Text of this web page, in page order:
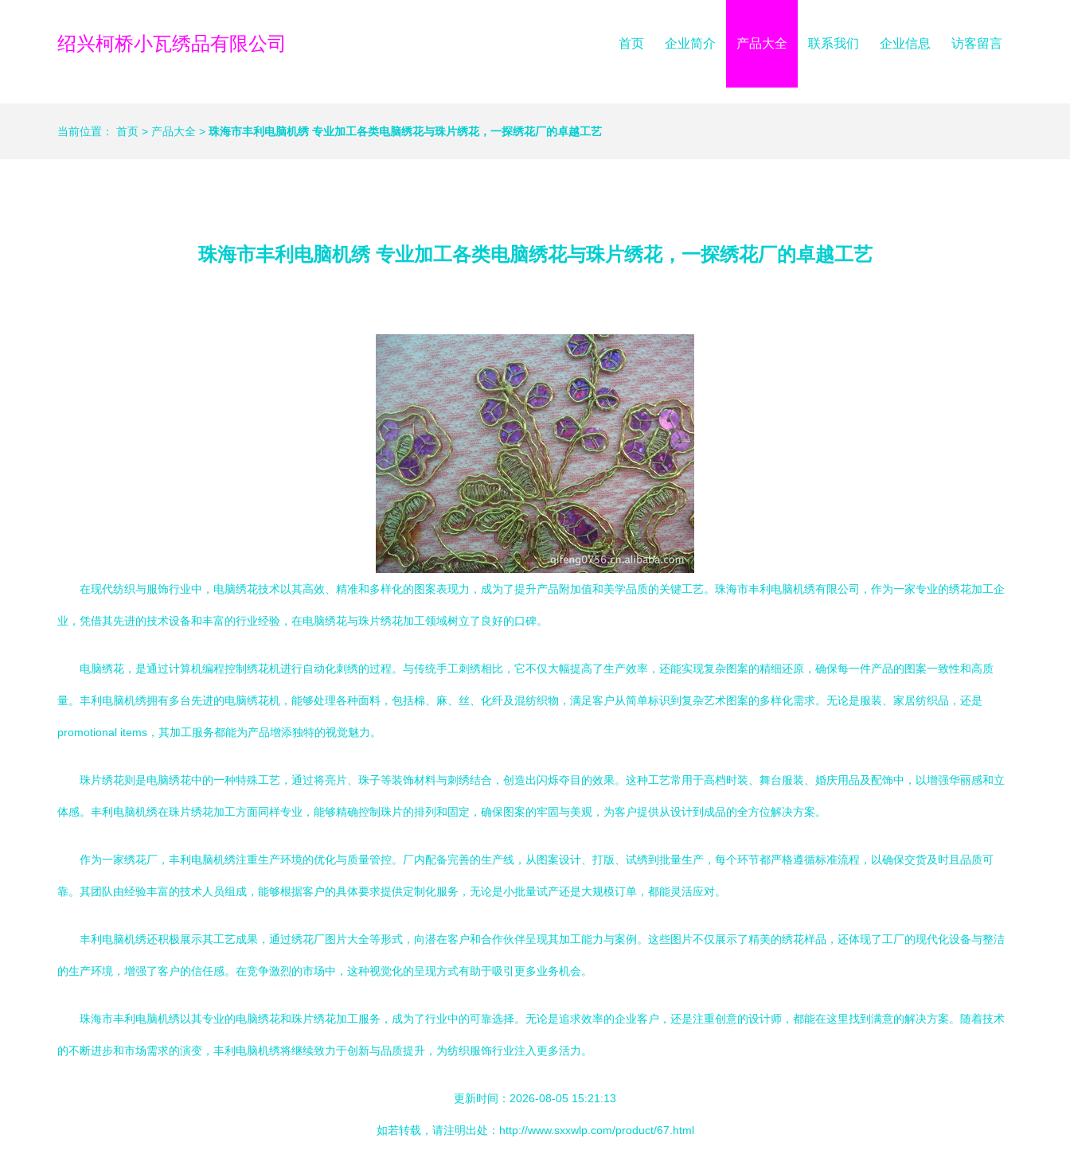
绍兴柯桥小瓦绣品有限公司 首页 企业简介 产品大全 联系我们 企业信息 访客留言
当前位置： 首页 > 产品大全 > 珠海市丰利电脑机绣 专业加工各类电脑绣花与珠片绣花，一探绣花厂的卓越工艺
珠海市丰利电脑机绣 专业加工各类电脑绣花与珠片绣花，一探绣花厂的卓越工艺
在现代纺织与服饰行业中，电脑绣花技术以其高效、精准和多样化的图案表现力，成为了提升产品附加值和美学品质的关键工艺。珠海市丰利电脑机绣有限公司，作为一家专业的绣花加工企
业，凭借其先进的技术设备和丰富的行业经验，在电脑绣花与珠片绣花加工领域树立了良好的口碑。
电脑绣花，是通过计算机编程控制绣花机进行自动化刺绣的过程。与传统手工刺绣相比，它不仅大幅提高了生产效率，还能实现复杂图案的精细还原，确保每一件产品的图案一致性和高质
量。丰利电脑机绣拥有多台先进的电脑绣花机，能够处理各种面料，包括棉、麻、丝、化纤及混纺织物，满足客户从简单标识到复杂艺术图案的多样化需求。无论是服装、家居纺织品，还是
promotional items，其加工服务都能为产品增添独特的视觉魅力。
珠片绣花则是电脑绣花中的一种特殊工艺，通过将亮片、珠子等装饰材料与刺绣结合，创造出闪烁夺目的效果。这种工艺常用于高档时装、舞台服装、婚庆用品及配饰中，以增强华丽感和立
体感。丰利电脑机绣在珠片绣花加工方面同样专业，能够精确控制珠片的排列和固定，确保图案的牢固与美观，为客户提供从设计到成品的全方位解决方案。
作为一家绣花厂，丰利电脑机绣注重生产环境的优化与质量管控。厂内配备完善的生产线，从图案设计、打版、试绣到批量生产，每个环节都严格遵循标准流程，以确保交货及时且品质可
靠。其团队由经验丰富的技术人员组成，能够根据客户的具体要求提供定制化服务，无论是小批量试产还是大规模订单，都能灵活应对。
丰利电脑机绣还积极展示其工艺成果，通过绣花厂图片大全等形式，向潜在客户和合作伙伴呈现其加工能力与案例。这些图片不仅展示了精美的绣花样品，还体现了工厂的现代化设备与整洁
的生产环境，增强了客户的信任感。在竞争激烈的市场中，这种视觉化的呈现方式有助于吸引更多业务机会。
珠海市丰利电脑机绣以其专业的电脑绣花和珠片绣花加工服务，成为了行业中的可靠选择。无论是追求效率的企业客户，还是注重创意的设计师，都能在这里找到满意的解决方案。随着技术
的不断进步和市场需求的演变，丰利电脑机绣将继续致力于创新与品质提升，为纺织服饰行业注入更多活力。
更新时间：2026-08-05 15:21:13
如若转载，请注明出处：http://www.sxxwlp.com/product/67.html